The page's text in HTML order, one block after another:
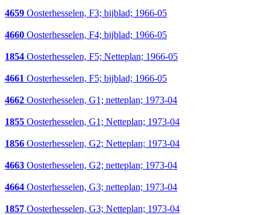
4659 Oosterhesselen, F3; bijblad; 1966-05
4660 Oosterhesselen, F4; bijblad; 1966-05
1854 Oosterhesselen, F5; Netteplan; 1966-05
4661 Oosterhesselen, F5; bijblad; 1966-05
4662 Oosterhesselen, G1; netteplan; 1973-04
1855 Oosterhesselen, G1; Netteplan; 1973-04
1856 Oosterhesselen, G2; Netteplan; 1973-04
4663 Oosterhesselen, G2; netteplan; 1973-04
4664 Oosterhesselen, G3; netteplan; 1973-04
1857 Oosterhesselen, G3; Netteplan; 1973-04